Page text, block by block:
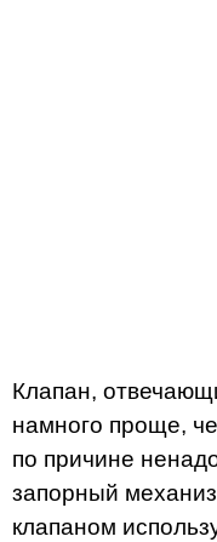
Клапан,
намного проще,
по причине
запорный
клапаном